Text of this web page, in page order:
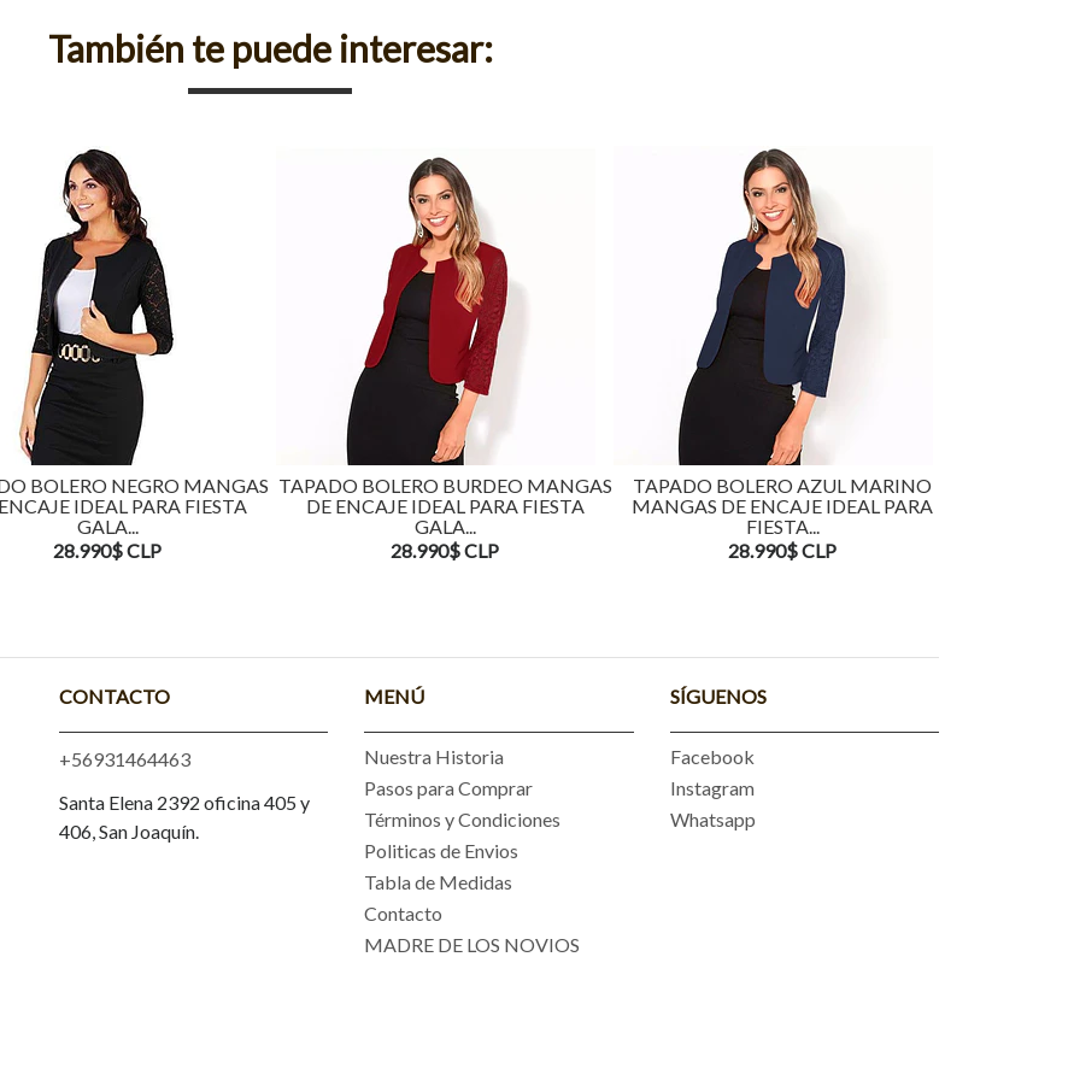
También te puede interesar:
BOLERO BURDEO MANGAS
ENCAJE IDEAL PARA FIESTA
GALA...
28.990$ CLP
TAPADO BOLERO AZUL MARINO
MANGAS DE ENCAJE IDEAL PARA
FIESTA...
28.990$ CLP
KIMONO TUNICA TAPADO BLANCO
DE ENCAJE LARGO CASUAL IDEAL
PARA...
36.990$ CLP
CONTACTO
+56931464463
Santa Elena 2392 oficina 405 y
406, San Joaquín.
MENÚ
Nuestra Historia
Pasos para Comprar
Términos y Condiciones
Politicas de Envios
Tabla de Medidas
Contacto
MADRE DE LOS NOVIOS
SÍGUENOS
Facebook
Instagram
Whatsapp